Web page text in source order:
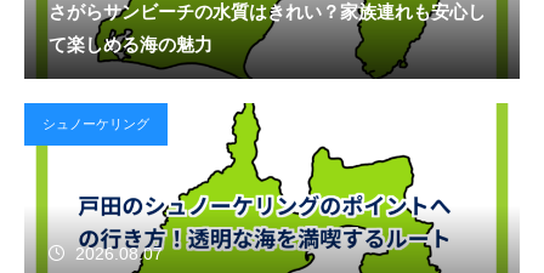
さがらサンビーチの水質はきれい？家族連れも安心し
て楽しめる海の魅力
シュノーケリング
2026.08.07